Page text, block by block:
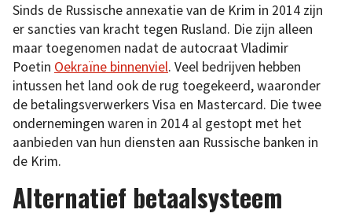
Sinds de Russische annexatie van de Krim in 2014 zijn
er sancties van kracht tegen Rusland. Die zijn alleen
maar toegenomen nadat de autocraat Vladimir
Poetin Oekraïne binnenviel. Veel bedrijven hebben
intussen het land ook de rug toegekeerd, waaronder
de betalingsverwerkers Visa en Mastercard. Die twee
ondernemingen waren in 2014 al gestopt met het
aanbieden van hun diensten aan Russische banken in
de Krim.
Alternatief betaalsysteem